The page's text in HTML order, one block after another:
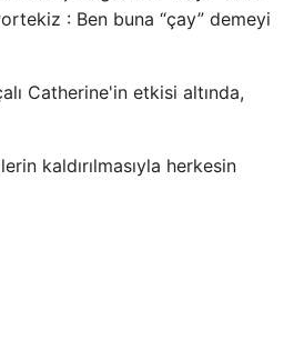
: Ben buna “çay” demeyi
Catherine'in etkisi altında,
kaldırılmasıyla herkesin